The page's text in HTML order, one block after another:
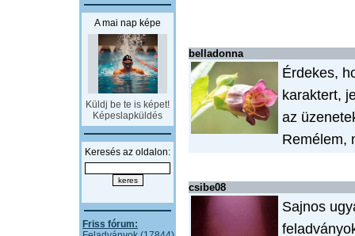
A mai nap képe
Küldj be te is képet!
Képeslapküldés
Keresés az oldalon:
Friss fórum:
belladonna
Érdekes,
karaktert,
az
Remélem,
csibe08
Sajnos